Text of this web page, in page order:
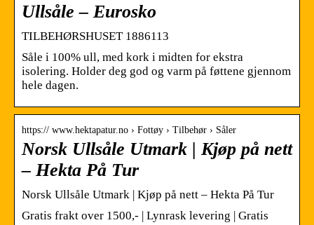
Ullsåle – Eurosko
TILBEHØRSHUSET 1886113
Såle i 100% ull, med kork i midten for ekstra
isolering. Holder deg god og varm på føttene gjennom
hele dagen.
https:// www.hektapatur.no › Fottøy › Tilbehør › Såler
Norsk Ullsåle Utmark | Kjøp på nett
– Hekta På Tur
Norsk Ullsåle Utmark | Kjøp på nett – Hekta På Tur
Gratis frakt over 1500,- | Lynrask levering | Gratis